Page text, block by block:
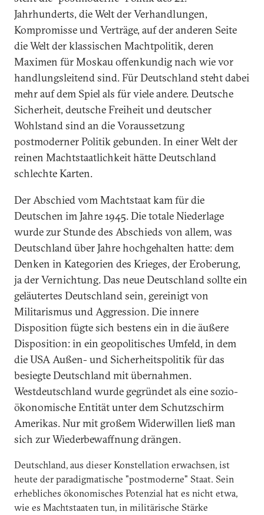
Jahrhunderts, die Welt der Verhandlungen,
Kompromisse und Verträge, auf der anderen Seite
die Welt der klassischen Machtpolitik, deren
Maximen für Moskau offenkundig nach wie vor
handlungsleitend sind. Für Deutschland steht dabei
mehr auf dem Spiel als für viele andere. Deutsche
Sicherheit, deutsche Freiheit und deutscher
Wohlstand sind an die Voraussetzung
postmoderner Politik gebunden. In einer Welt der
reinen Machtstaatlichkeit hätte Deutschland
schlechte Karten.
Der Abschied vom Machtstaat kam für die
Deutschen im Jahre 1945. Die totale Niederlage
wurde zur Stunde des Abschieds von allem, was
Deutschland über Jahre hochgehalten hatte: dem
Denken in Kategorien des Krieges, der Eroberung,
ja der Vernichtung. Das neue Deutschland sollte ein
geläutertes Deutschland sein, gereinigt von
Militarismus und Aggression. Die innere
Disposition fügte sich bestens ein in die äußere
Disposition: in ein geopolitisches Umfeld, in dem
die USA Außen- und Sicherheitspolitik für das
besiegte Deutschland mit übernahmen.
Westdeutschland wurde gegründet als eine sozio-
ökonomische Entität unter dem Schutzschirm
Amerikas. Nur mit großem Widerwillen ließ man
sich zur Wiederbewaffnung drängen.
Deutschland, aus dieser Konstellation erwachsen, ist
heute der paradigmatische "postmoderne" Staat. Sein
erhebliches ökonomisches Potenzial hat es nicht etwa,
wie es Machtstaaten tun, in militärische Stärke